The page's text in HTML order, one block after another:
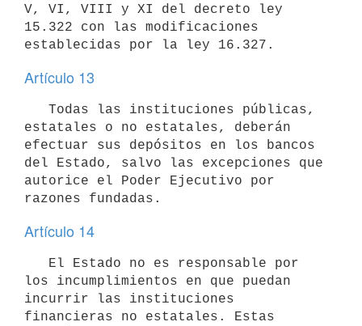
V, VI, VIII y XI del decreto ley
15.322 con las modificaciones
Artículo 13
estatales o no estatales, deberán
efectuar sus depósitos en los bancos
del Estado, salvo las excepciones que
autorice el Poder Ejecutivo por
Artículo 14
los incumplimientos en que puedan
incurrir las instituciones
financieras no estatales. Estas